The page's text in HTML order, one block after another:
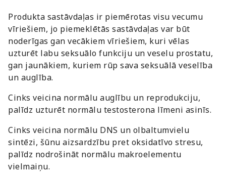
Produkta sastāvdaļas ir piemērotas visu vecumu
vīriešiem, jo piemeklētās sastāvdaļas var būt
noderīgas gan vecākiem vīriešiem, kuri vēlas
uzturēt labu seksuālo funkciju un veselu prostatu,
gan jaunākiem, kuriem rūp sava seksuālā veselība
un auglība.
Cinks veicina normālu auglību un reprodukciju,
palīdz uzturēt normālu testosterona līmeni asinīs.
Cinks veicina normālu DNS un olbaltumvielu
sintēzi, šūnu aizsardzību pret oksidatīvo stresu,
palīdz nodrošināt normālu makroelementu
vielmaiņu.